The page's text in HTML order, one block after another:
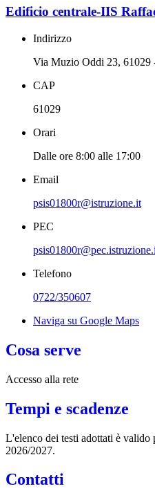
Edificio centrale-IIS
Indirizzo
Via Muzio Oddi 23, 61029
CAP
61029
Orari
Dalle ore 8:00 alle 17:00
Email
psis01800r@istruzione.it
PEC
Telefono
0722/350607
Naviga su Google Maps
Cosa serve
Accesso alla rete
Tempi e scadenze
L'elenco dei testi adottati è valido
2026/2027.
Contatti